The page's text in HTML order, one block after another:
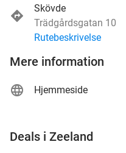
Skövde
Trädgårdsgatan 10
Rutebeskrivelse
Mere information
Hjemmeside
Deals i Zeeland